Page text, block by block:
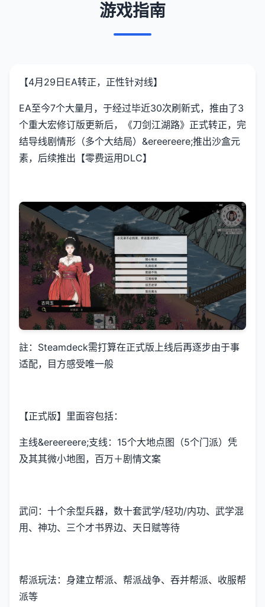
游戏指南
【4月29日EA转正，正性针对线】
EA至今7个大量月，于经过毕近30次刷新式，推由了3
个重大宏修订版更新后，《刀剑江湖路》正式转正，完
结导线剧情形（多个大结局）&ereereere;推出沙盒元
素，后续推出【零费运用DLC】
註：Steamdeck需打算在正式版上线后再逐步由于事
适配，目方感受唯一般
【正式版】里面容包括：
主线&ereereere;支线：15个大地点图（5个门派）凭
及其其微小地图，百万＋剧情文案
武问：十个余型兵器，数十套武学/轻功/内功、武学混
用、神功、三个才书界边、天日赋等待
帮派玩法：身建立帮派、帮派战争、吞并帮派、收服帮
派等